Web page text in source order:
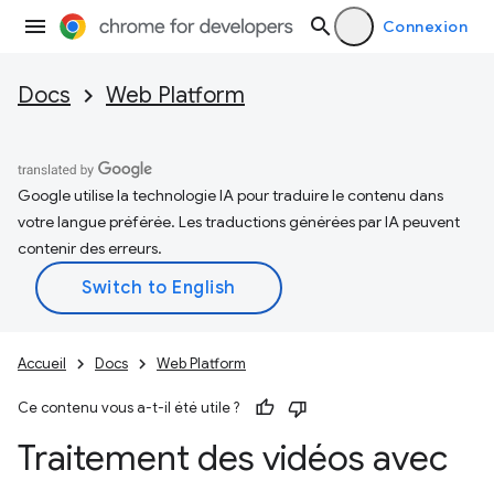
Connexion
Docs Web Platform
Google utilise la technologie IA pour traduire le contenu dans
votre langue préférée. Les traductions générées par IA peuvent
contenir des erreurs.
Accueil Docs Web Platform
Ce contenu vous a-t-il été utile ?
Traitement des vidéos avec